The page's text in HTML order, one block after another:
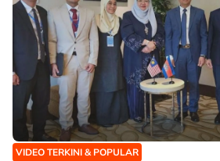
VIDEO TERKINI & POPULAR